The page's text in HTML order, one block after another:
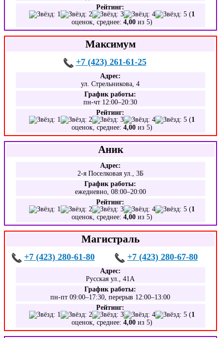
Рейтинг:
(1
оценок, среднее:4,00 из 5)
Максимум
+7 (423) 261-61-25
Адрес:
ул. Стрельникова, 4
График работы:
пн-чт 12:00–20:30
Рейтинг:
(1
оценок, среднее:4,00 из 5)
Аник
Адрес:
2-я Поселковая ул., 3Б
График работы:
ежедневно, 08:00–20:00
Рейтинг:
(1
оценок, среднее:4,00 из 5)
Магистраль
+7 (423) 280-61-80 +7 (423) 280-67-80
Адрес:
Русская ул., 41А
График работы:
пн-пт 09:00–17:30, перерыв 12:00–13:00
Рейтинг:
(1
оценок, среднее:4,00 из 5)